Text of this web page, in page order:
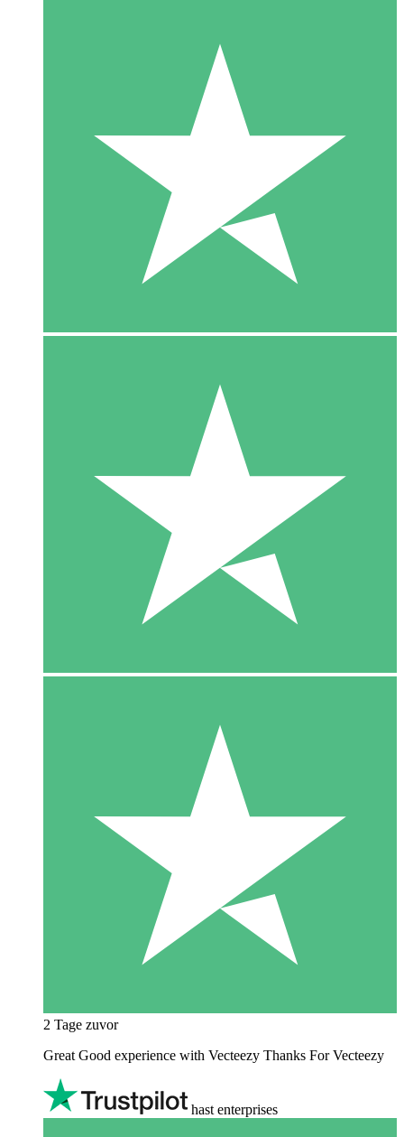
2 Tage zuvor
Great Good experience with Vecteezy Thanks For Vecteezy
hast enterprises